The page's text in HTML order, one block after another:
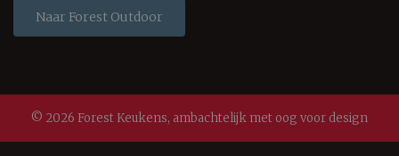
Naar Forest Outdoor
© 2026 Forest Keukens, ambachtelijk met oog voor design